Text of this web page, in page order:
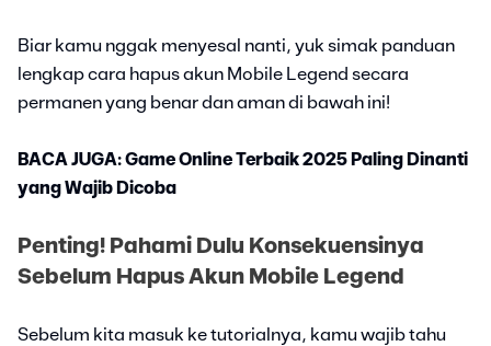
Biar kamu nggak menyesal nanti, yuk simak panduan
lengkap cara hapus akun Mobile Legend secara
permanen yang benar dan aman di bawah ini!
BACA JUGA: Game Online Terbaik 2025 Paling Dinanti
yang Wajib Dicoba
Penting! Pahami Dulu Konsekuensinya
Sebelum Hapus Akun Mobile Legend
Sebelum kita masuk ke tutorialnya, kamu wajib tahu